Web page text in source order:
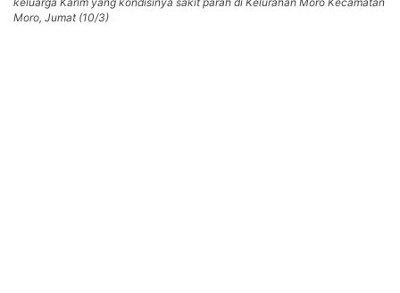
Moro, Jumat (10/3)